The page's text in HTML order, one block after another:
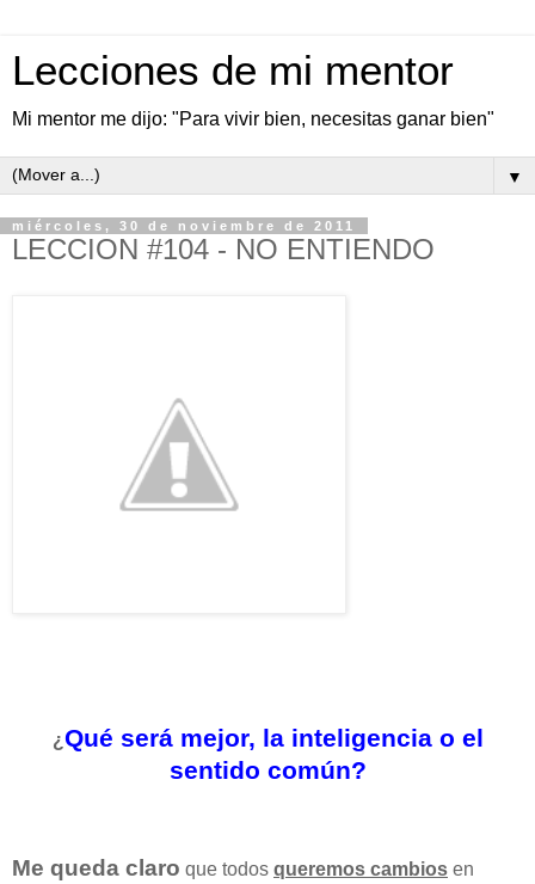
Lecciones de mi mentor
Mi mentor me dijo: "Para vivir bien, necesitas ganar bien"
▼
miércoles, 30 de noviembre de 2011
LECCION #104 - NO ENTIENDO
¿Qué será mejor, la inteligencia o el
sentido común?
Me queda claro que todos queremos cambios en